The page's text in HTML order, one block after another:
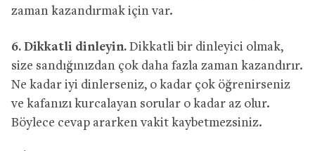
zaman kazandırmak için var.
6. Dikkatli dinleyin. Dikkatli bir dinleyici olmak,
size sandığınızdan çok daha fazla zaman kazandırır.
Ne kadar iyi dinlerseniz, o kadar çok öğrenirseniz
ve kafanızı kurcalayan sorular o kadar az olur.
Böylece cevap ararken vakit kaybetmezsiniz.